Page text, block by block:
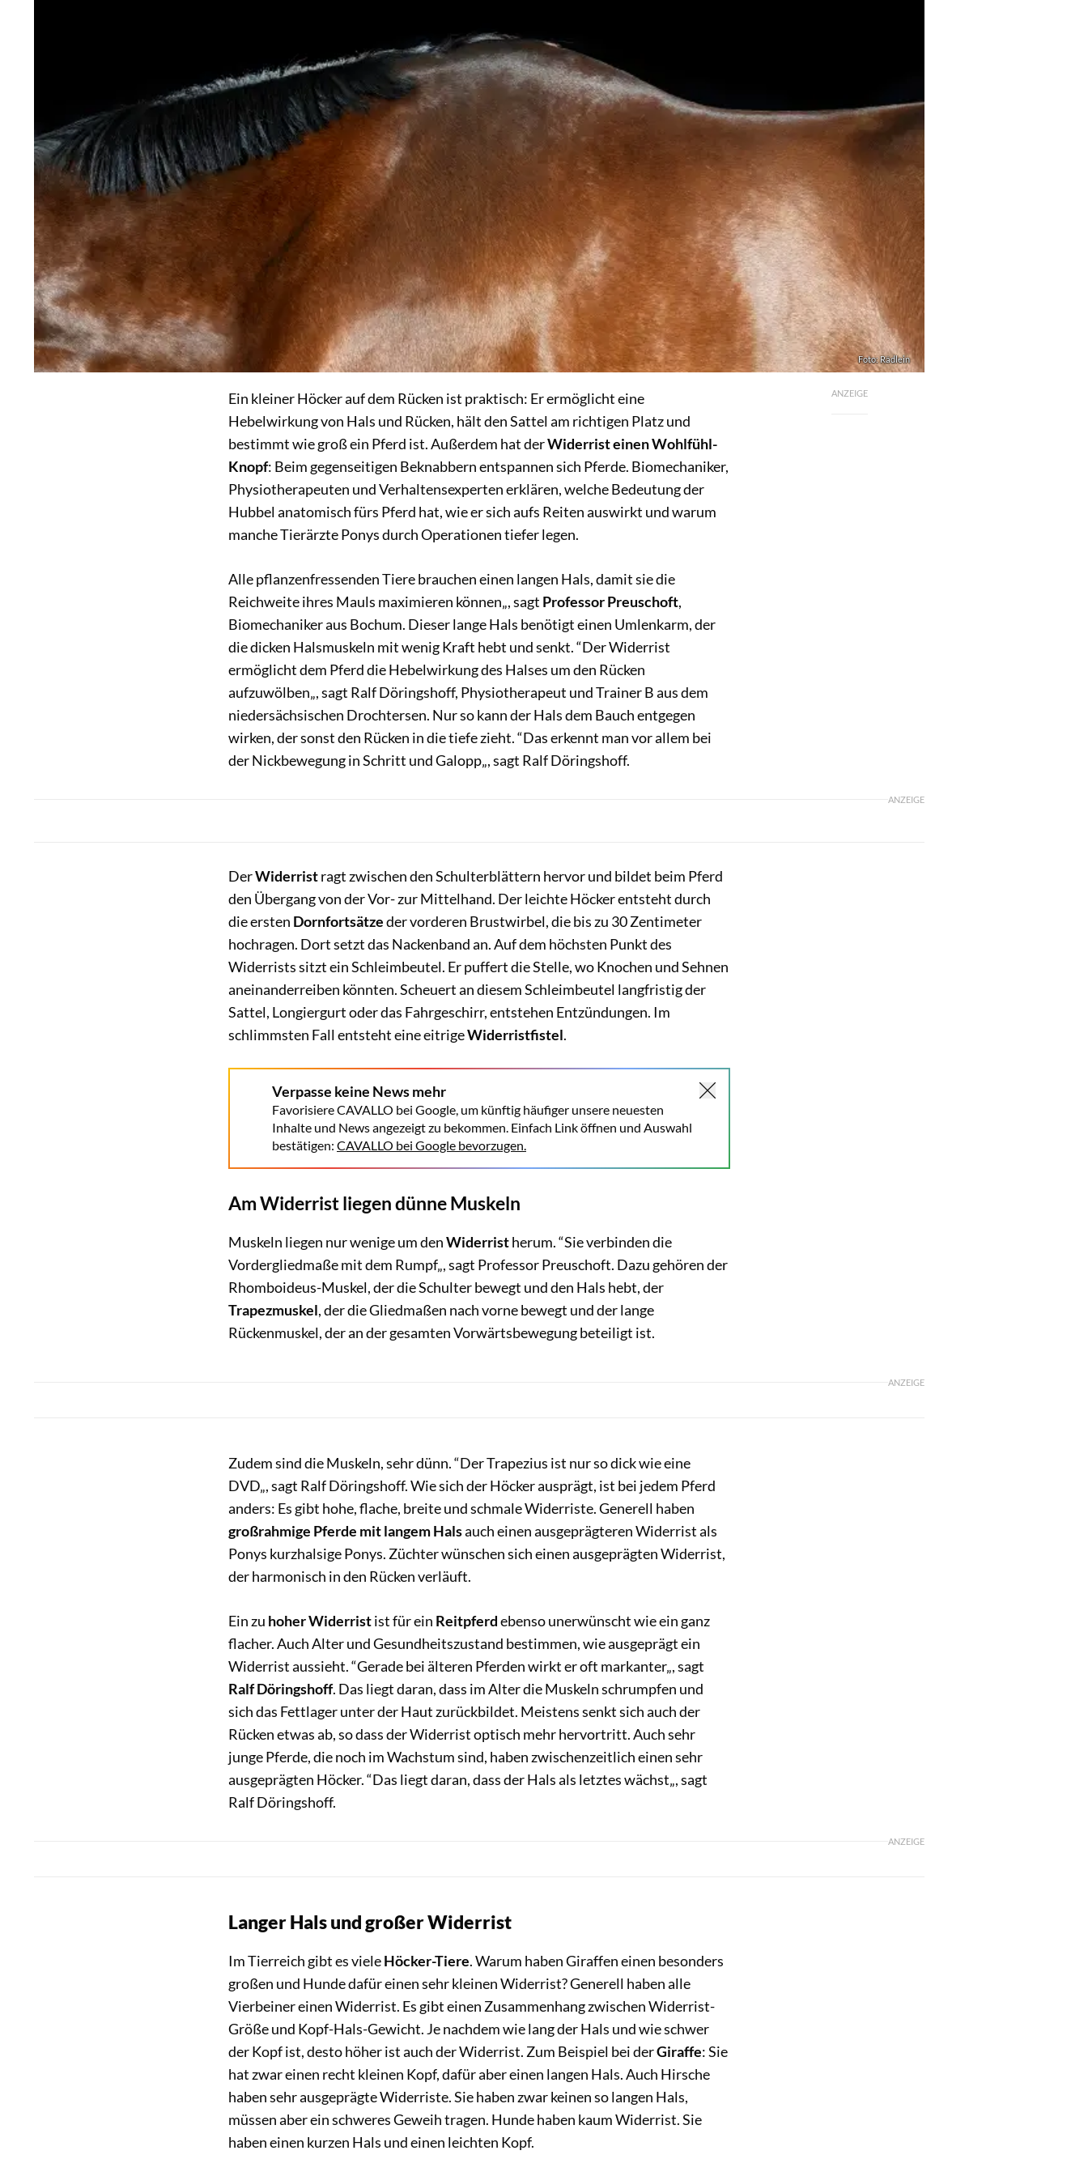
Foto: Rädlein
ANZEIGE
Ein kleiner Höcker auf dem Rücken ist praktisch: Er ermöglicht eine
Hebelwirkung von Hals und Rücken, hält den Sattel am richtigen Platz und
bestimmt wie groß ein Pferd ist. Außerdem hat derWiderrist einen Wohlfühl-
Knopf: Beim gegenseitigen Beknabbern entspannen sich Pferde. Biomechaniker,
Physiotherapeuten und Verhaltensexperten erklären, welche Bedeutung der
Hubbel anatomisch fürs Pferd hat, wie er sich aufs Reiten auswirkt und warum
manche Tierärzte Ponys durch Operationen tiefer legen.
Alle pflanzenfressenden Tiere brauchen einen langen Hals, damit sie die
Reichweite ihres Mauls maximieren können„, sagt Professor Preuschoft,
Biomechaniker aus Bochum. Dieser lange Hals benötigt einen Umlenkarm, der
die dicken Halsmuskeln mit wenig Kraft hebt und senkt. “Der Widerrist
ermöglicht dem Pferd die Hebelwirkung des Halses um den Rücken
aufzuwölben„, sagt Ralf Döringshoff, Physiotherapeut und Trainer B aus dem
niedersächsischen Drochtersen. Nur so kann der Hals dem Bauch entgegen
wirken, der sonst den Rücken in die tiefe zieht. “Das erkennt man vor allem bei
der Nickbewegung in Schritt und Galopp„, sagt Ralf Döringshoff.
ANZEIGE
DerWiderristragt zwischen den Schulterblättern hervor und bildet beim Pferd
den Übergang von der Vor- zur Mittelhand. Der leichte Höcker entsteht durch
die ersten Dornfortsätzeder vorderen Brustwirbel, die bis zu 30 Zentimeter
hochragen. Dort setzt das Nackenband an. Auf dem höchsten Punkt des
Widerrists sitzt ein Schleimbeutel. Er puffert die Stelle, wo Knochen und Sehnen
aneinanderreiben könnten. Scheuert an diesem Schleimbeutel langfristig der
Sattel, Longiergurt oder das Fahrgeschirr, entstehen Entzündungen. Im
schlimmsten Fall entsteht eine eitrigeWiderristfistel.
Verpasse keine News mehr
Favorisiere CAVALLO bei Google, um künftig häufiger unsere neuesten
Inhalte und News angezeigt zu bekommen. Einfach Link öffnen und Auswahl
bestätigen: CAVALLO bei Google bevorzugen.
Am Widerrist liegen dünne Muskeln
Muskeln liegen nur wenige um denWiderristherum. “Sie verbinden die
Vordergliedmaße mit dem Rumpf„, sagt Professor Preuschoft. Dazu gehören der
Rhomboideus-Muskel, der die Schulter bewegt und den Hals hebt, der
Trapezmuskel, der die Gliedmaßen nach vorne bewegt und der lange
Rückenmuskel, der an der gesamten Vorwärtsbewegung beteiligt ist.
ANZEIGE
Zudem sind die Muskeln, sehr dünn. “Der Trapezius ist nur so dick wie eine
DVD„, sagt Ralf Döringshoff. Wie sich der Höcker ausprägt, ist bei jedem Pferd
anders: Es gibt hohe, flache, breite und schmale Widerriste. Generell haben
großrahmige Pferde mit langem Halsauch einen ausgeprägteren Widerrist als
Ponys kurzhalsige Ponys. Züchter wünschen sich einen ausgeprägten Widerrist,
der harmonisch in den Rücken verläuft.
Ein zu hoher Widerristist für ein Reitpferdebenso unerwünscht wie ein ganz
flacher. Auch Alter und Gesundheitszustand bestimmen, wie ausgeprägt ein
Widerrist aussieht. “Gerade bei älteren Pferden wirkt er oft markanter„, sagt
Ralf Döringshoff. Das liegt daran, dass im Alter die Muskeln schrumpfen und
sich das Fettlager unter der Haut zurückbildet. Meistens senkt sich auch der
Rücken etwas ab, so dass der Widerrist optisch mehr hervortritt. Auch sehr
junge Pferde, die noch im Wachstum sind, haben zwischenzeitlich einen sehr
ausgeprägten Höcker. “Das liegt daran, dass der Hals als letztes wächst„, sagt
Ralf Döringshoff.
ANZEIGE
Langer Hals und großer Widerrist
Im Tierreich gibt es vieleHöcker-Tiere. Warum haben Giraffen einen besonders
großen und Hunde dafür einen sehr kleinen Widerrist? Generell haben alle
Vierbeiner einen Widerrist. Es gibt einen Zusammenhang zwischen Widerrist-
Größe und Kopf-Hals-Gewicht. Je nachdem wie lang der Hals und wie schwer
der Kopf ist, desto höher ist auch der Widerrist. Zum Beispiel bei derGiraffe: Sie
hat zwar einen recht kleinen Kopf, dafür aber einen langen Hals. Auch Hirsche
haben sehr ausgeprägte Widerriste. Sie haben zwar keinen so langen Hals,
müssen aber ein schweres Geweih tragen. Hunde haben kaum Widerrist. Sie
haben einen kurzen Hals und einen leichten Kopf.